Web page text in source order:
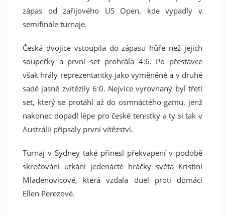
zápas od zařijového US Open, kde vypadly v
semifinále turnaje.
Česká dvojice vstoupila do zápasu hůře než jejich
soupeřky a první set prohrála 4:6. Po přestávce
však hrály reprezentantky jako vyměněné a v druhé
sadě jasně zvítězily 6:0. Nejvíce vyrovnaný byl třetí
set, který se protáhl až do osmnáctého gamu, jenž
nakonec dopadl lépe pro české tenistky a ty si tak v
Austrálii připsaly první vítězství.
Turnaj v Sydney také přinesl překvapení v podobě
skrečování utkání jedenácté hráčky světa Kristini
Mladenovicové, která vzdala duel proti domácí
Ellen Perezové.